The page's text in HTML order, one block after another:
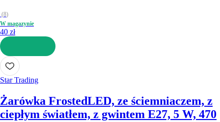
(8)
W magazynie
40 zł
DO KOSZYKA
Star Trading
Żarówka FrostedLED, ze ściemniaczem, z
ciepłym światłem, z gwintem E27, 5 W, 470